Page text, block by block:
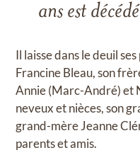
ans est
Il laisse dans le deuil
Francine Bleau, son
Annie (Marc-André) et
neveux et nièces, son
grand-mère Jeanne
parents et amis.